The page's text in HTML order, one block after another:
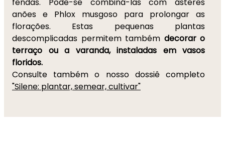
anões e Phlox musgoso para prolongar as
florações. Estas pequenas plantas
descomplicadas permitem também decorar o
terraço ou a varanda, instaladas em vasos
floridos.
Consulte também o nosso dossiê completo
"Silene: plantar, semear, cultivar"